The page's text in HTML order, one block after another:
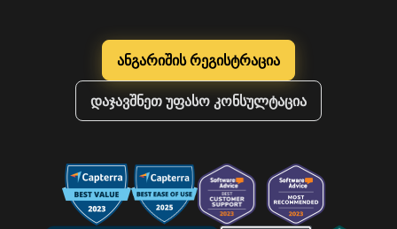
ანგარიშის რეგისტრაცია
დაჯავშნეთ უფასო კონსულტაცია